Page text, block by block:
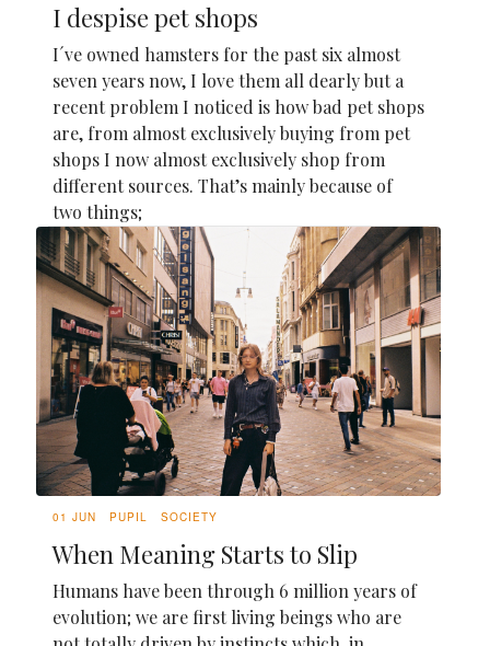
I despise pet shops
I´ve owned hamsters for the past six almost
seven years now, I love them all dearly but a
recent problem I noticed is how bad pet shops
are, from almost exclusively buying from pet
shops I now almost exclusively shop from
different sources. That’s mainly because of
two things;
01 JUN PUPIL SOCIETY
When Meaning Starts to Slip
Humans have been through 6 million years of
evolution; we are first living beings who are